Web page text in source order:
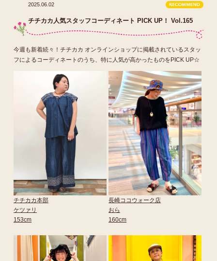
2025.06.02
チチカカ人気スタッフコーディネート PICK UP！ Vol.165
今週も新着続々！チチカカ オンラインショップに掲載されているスタッ
フによるコーディネートのうち、特に人気が高かったものをPICK UP☆
チチカカ本部
ケツァリ
153cm
長崎ココウォーク店
おら
160cm